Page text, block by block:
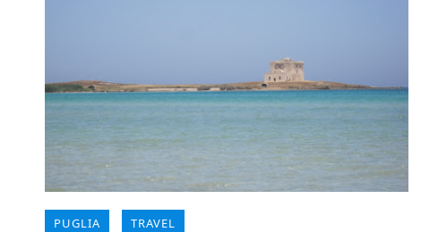
PUGLIA TRAVEL